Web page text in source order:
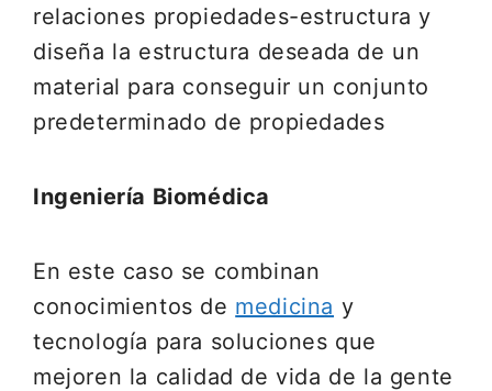
relaciones propiedades-estructura y
diseña la estructura deseada de un
material para conseguir un conjunto
predeterminado de propiedades
Ingeniería Biomédica
En este caso se combinan
conocimientos de medicina y
tecnología para soluciones que
mejoren la calidad de vida de la gente